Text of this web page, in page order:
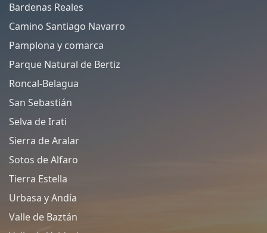
Bardenas Reales
Camino Santiago Navarro
Pamplona y comarca
Parque Natural de Bertiz
Roncal-Belagua
San Sebastián
Selva de Irati
Sierra de Aralar
Sotos de Alfaro
Tierra Estella
Urbasa y Andía
Valle de Baztán